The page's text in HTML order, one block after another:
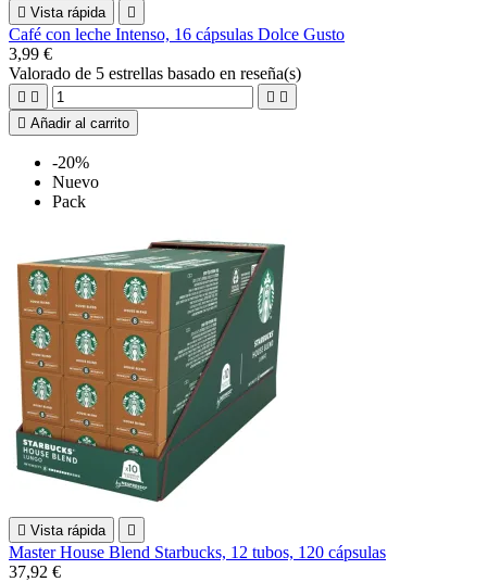
 Vista rápida 
Café con leche Intenso, 16 cápsulas Dolce Gusto
3,99 €
Valorado de 5 estrellas basado en reseña(s)
   
 Añadir al carrito
-20%
Nuevo
Pack
 Vista rápida 
Master House Blend Starbucks, 12 tubos, 120 cápsulas
37,92 €